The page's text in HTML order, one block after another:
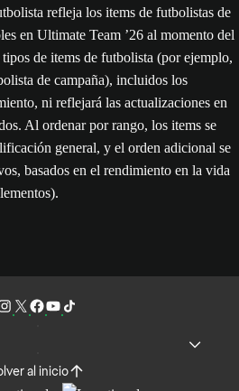
refleja los items de futbolistas de
en Ultimate Team ’26 al momento del
de items de futbolista (por ejemplo,
de campaña), incluidos los
ni reflejará las actualizaciones en
Al ordenar por rango, los items se
general, y el orden adicional se
basados en el rendimiento en la vida
al inicio